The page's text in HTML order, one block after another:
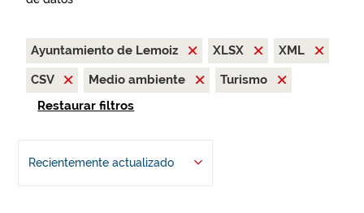
Ayuntamiento de Lemoiz XLSX
XML
CSV
Medio ambiente
Turismo
Restaurar filtros
Recientemente actualizado